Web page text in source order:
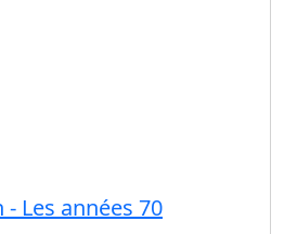
Les années 70